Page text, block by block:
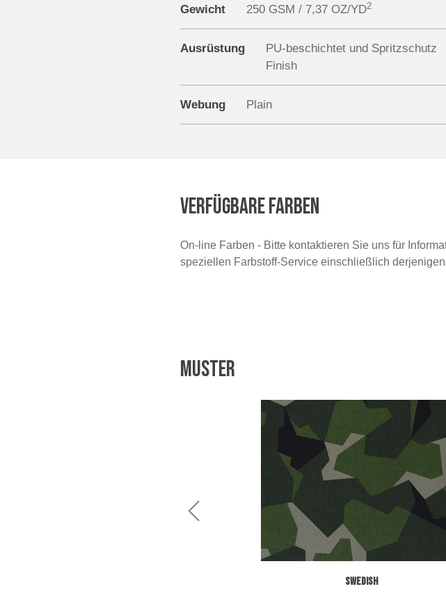
Gewicht 250 GSM / 7,37 OZ/YD2
Ausrüstung
PU-beschichtet und Spritzschutz
Finish
Webung Plain
VERFÜGBARE FARBEN
On-line Farben - Bitte kontaktieren Sie uns für
speziellen Farbstoff-Service einschließlich
Muster
SWEDISH